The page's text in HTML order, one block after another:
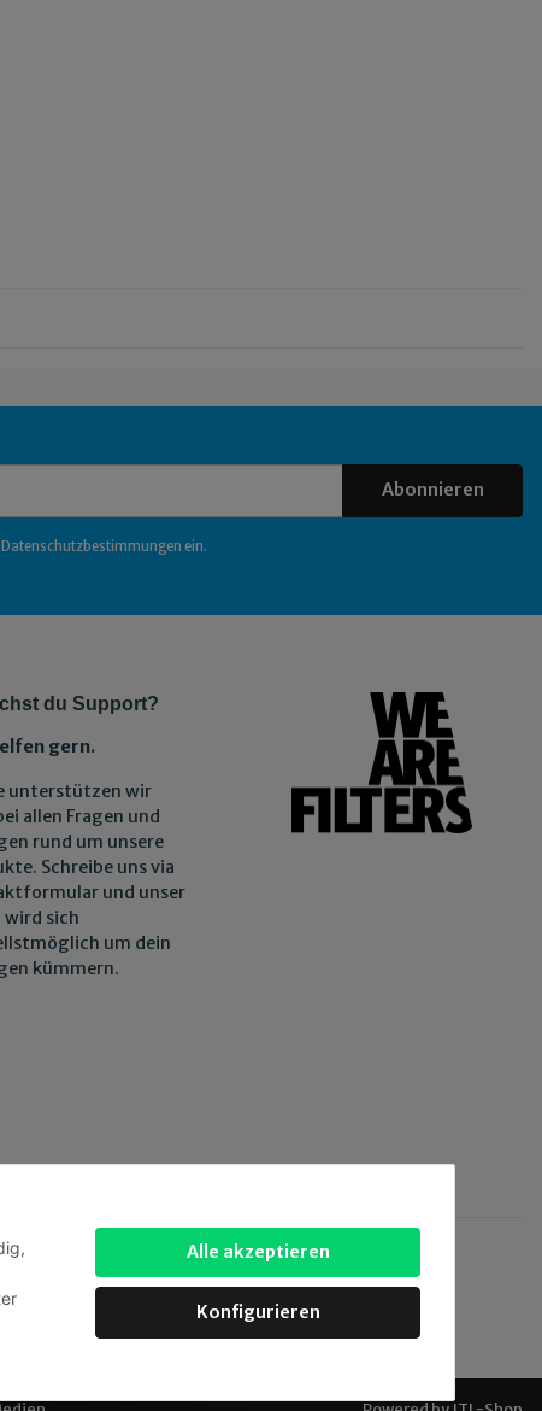
Alle akzeptieren
Konfigurieren
Abonnieren
Datenschutzbestimmungen ein.
du Support?
gern.
unterstützen wir
allen Fragen und
rund um unsere
Schreibe uns via
und unser
wird sich
um dein
kümmern.